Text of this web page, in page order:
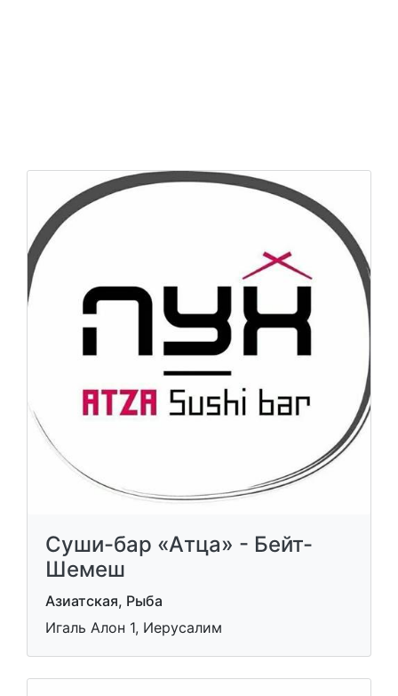
Суши-бар «Атца» - Бейт-
Шемеш
Азиатская, Рыба
Игаль Алон 1, Иерусалим